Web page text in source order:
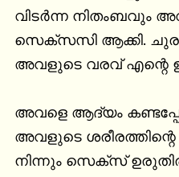
വിടർന്ന
സെക്സസി ആക്കി.
അവളുടെ വരവ് എന്റെ
അവളെ ആദ്യം
അവളുടെ
നിന്നും സെക്സ്